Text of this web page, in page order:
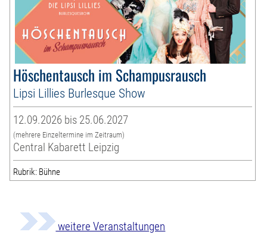
Höschentausch im Schampusrausch
Lipsi Lillies Burlesque Show
12.09.2026 bis 25.06.2027
(mehrere Einzeltermine im Zeitraum)
Central Kabarett Leipzig
Rubrik: Bühne
weitere Veranstaltungen